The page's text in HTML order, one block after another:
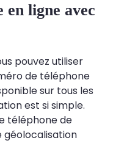
en ligne avec
pouvez utiliser
de téléphone
sur tous les
est si simple.
téléphone de
géolocalisation